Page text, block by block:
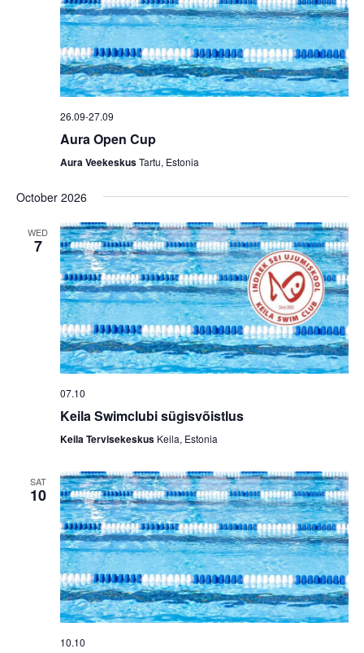
g
a
t
26.09-27.09
Aura Open Cup
Aura VeekeskusTartu, Estonia
October 2026
WED
7
07.10
Keila Swimclubi sügisvõistlus
Keila Tervisekeskus Keila, Estonia
SAT
10
10.10